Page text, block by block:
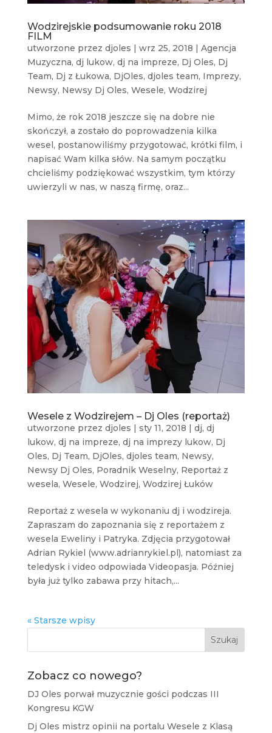
Wodzirejskie podsumowanie roku 2018
FILM
utworzone przez djoles | wrz 25, 2018 | Agencja
Muzyczna, dj lukow, dj na impreze, Dj Oles, Dj
Team, Dj z Łukowa, DjOles, djoles team, Imprezy,
Newsy, Newsy Dj Oles, Wesele, Wodzirej
Mimo, że rok 2018 jeszcze się na dobre nie
skończył, a zostało do poprowadzenia kilka
wesel, postanowiliśmy przygotować, krótki film, i
napisać Wam kilka słów. Na samym początku
chcieliśmy podziękować wszystkim, tym którzy
uwierzyli w nas, w naszą firmę, oraz...
Wesele z Wodzirejem – Dj Oles (reportaż)
utworzone przez djoles | sty 11, 2018 | dj, dj
lukow, dj na impreze, dj na imprezy lukow, Dj
Oles, Dj Team, DjOles, djoles team, Newsy,
Newsy Dj Oles, Poradnik Weselny, Reportaż z
wesela, Wesele, Wodzirej, Wodzirej Łuków
Reportaż z wesela w wykonaniu dj i wodzireja.
Zapraszam do zapoznania się z reportażem z
wesela Eweliny i Patryka. Zdjęcia przygotował
Adrian Rykiel (www.adrianrykiel.pl), natomiast za
teledysk i video odpowiada Videopasja. Później
była już tylko zabawa przy hitach,...
« Starsze wpisy
Szukaj
Zobacz co nowego?
DJ Oles porwał muzycznie gości podczas III
Kongresu KGW
Dj Oles mistrz opinii na portalu Wesele z Klasą